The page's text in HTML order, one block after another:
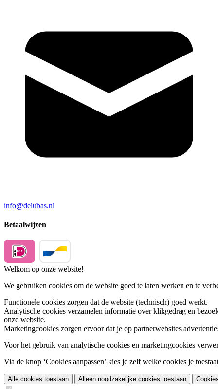
info@delubas.nl
Betaalwijzen
Welkom op onze website!
We gebruiken cookies om de website goed te laten werken en te
Functionele cookies zorgen dat de website (technisch) goed werkt.
Analytische cookies verzamelen informatie over klikgedrag en
onze website.
Marketingcookies zorgen ervoor dat je op partnerwebsites
Voor het gebruik van analytische cookies en marketingcookies
Via de knop ‘Cookies aanpassen’ kies je zelf welke cookies je
Alle cookies toestaan Alleen noodzakelijke cookies toestaan